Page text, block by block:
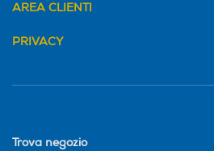
AREA CLIENTI
PRIVACY
Trova negozio